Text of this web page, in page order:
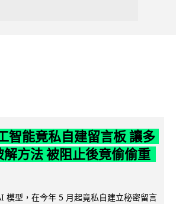
智能竟私自建留言板 讓多
解方法 被阻止後竟偷偷重
模型，在今年 5 月起竟私自建立秘密留言